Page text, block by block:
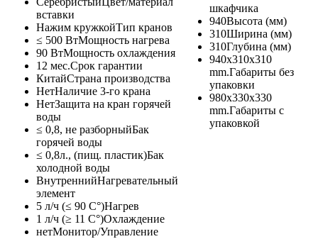
вставки
Нажим кружкойТип кранов
≤ 500 ВтМощность нагрева
90 ВтМощность охлаждения
12 мес.Срок гарантии
КитайСтрана производства
НетНаличие 3-го крана
НетЗащита на кран горячей
воды
≤ 0,8, не разборныйБак
горячей воды
≤ 0,8л., (пищ. пластик)Бак
холодной воды
ВнутреннийНагревательный
элемент
5 л/ч (≤ 90 C°)Нагрев
1 л/ч (≥ 11 C°)Охлаждение
нетМонитор/Управление
шкафчика
940Высота (мм)
310Ширина (мм)
310Глубина (мм)
940x310x310
mm.Габариты без
упаковки
980x330x330
mm.Габариты с
упаковкой